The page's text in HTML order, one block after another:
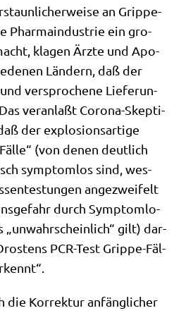
an Grip­pe-
Phar­ma­in­du­strie ein gro­
kla­gen Ärz­te und Apo­
Län­dern, daß der
ver­spro­che­ne Lie­fe­run­
ver­an­laßt Coro­na-Skep­ti­
der explo­si­ons­ar­ti­ge
(von denen deut­lich
sym­ptom­los sind, wes­
ange­zwei­felt
durch Sym­ptom­lo­
„unwahr­schein­lich“ gilt) dar­
PCR-Test Grip­pe-Fäl­
die Kor­rek­tur anfäng­li­cher